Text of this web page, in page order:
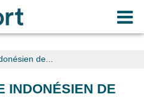
de...
INDONÉSIEN DE